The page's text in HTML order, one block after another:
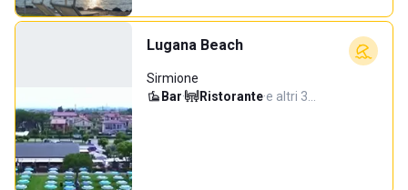
Lugana Beach
Sirmione
Bar· Ristorante·e altri 3…